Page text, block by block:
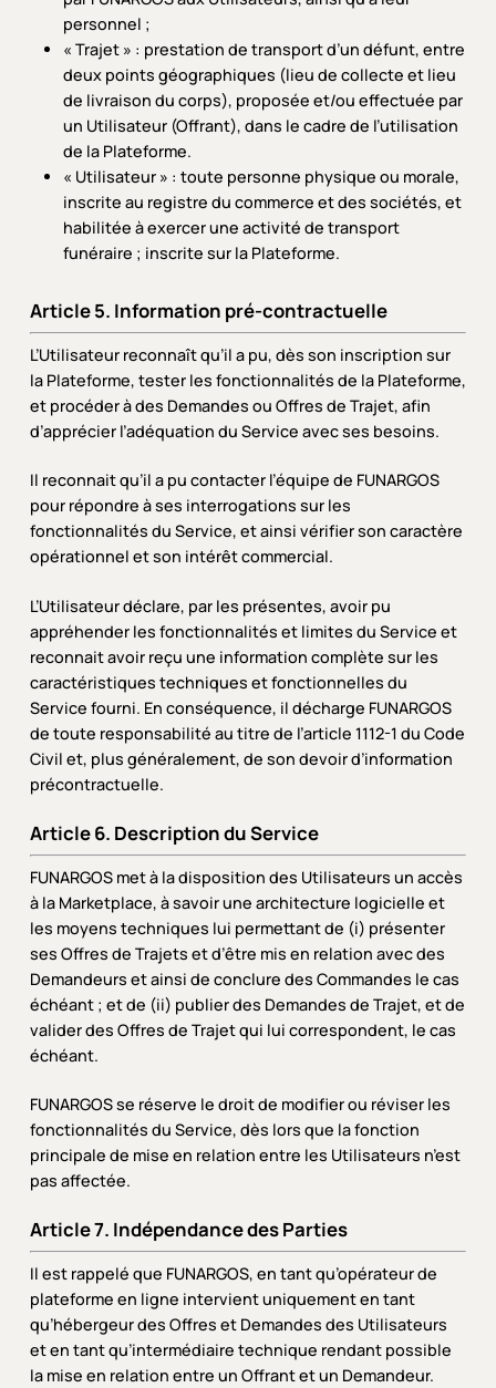
personnel ;
« Trajet » : prestation de transport d’un défunt, entre
deux points géographiques (lieu de collecte et lieu
de livraison du corps), proposée et/ou effectuée par
un Utilisateur (Offrant), dans le cadre de l’utilisation
de la Plateforme.
« Utilisateur » : toute personne physique ou morale,
inscrite au registre du commerce et des sociétés, et
habilitée à exercer une activité de transport
funéraire ; inscrite sur la Plateforme.
Article 5. Information pré-contractuelle
L’Utilisateur reconnaît qu’il a pu, dès son inscription sur
la Plateforme, tester les fonctionnalités de la Plateforme,
et procéder à des Demandes ou Offres de Trajet, afin
d’apprécier l’adéquation du Service avec ses besoins.
Il reconnait qu’il a pu contacter l’équipe de FUNARGOS
pour répondre à ses interrogations sur les
fonctionnalités du Service, et ainsi vérifier son caractère
opérationnel et son intérêt commercial.
L’Utilisateur déclare, par les présentes, avoir pu
appréhender les fonctionnalités et limites du Service et
reconnait avoir reçu une information complète sur les
caractéristiques techniques et fonctionnelles du
Service fourni. En conséquence, il décharge FUNARGOS
de toute responsabilité au titre de l’article 1112-1 du Code
Civil et, plus généralement, de son devoir d’information
précontractuelle.
Article 6. Description du Service
FUNARGOS met à la disposition des Utilisateurs un accès
à la Marketplace, à savoir une architecture logicielle et
les moyens techniques lui permettant de (i) présenter
ses Offres de Trajets et d’être mis en relation avec des
Demandeurs et ainsi de conclure des Commandes le cas
échéant ; et de (ii) publier des Demandes de Trajet, et de
valider des Offres de Trajet qui lui correspondent, le cas
échéant.
FUNARGOS se réserve le droit de modifier ou réviser les
fonctionnalités du Service, dès lors que la fonction
principale de mise en relation entre les Utilisateurs n’est
pas affectée.
Article 7. Indépendance des Parties
Il est rappelé que FUNARGOS, en tant qu’opérateur de
plateforme en ligne intervient uniquement en tant
qu’hébergeur des Offres et Demandes des Utilisateurs
et en tant qu’intermédiaire technique rendant possible
la mise en relation entre un Offrant et un Demandeur.